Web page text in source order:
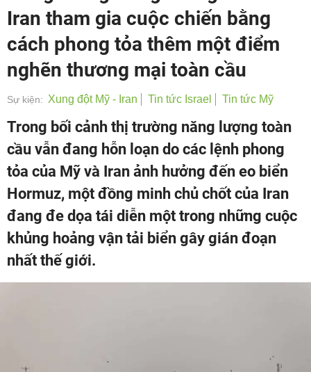
Iran tham gia cuộc chiến bằng
cách phong tỏa thêm một điểm
nghẽn thương mại toàn cầu
Sự kiện: Xung đột Mỹ - Iran Tin tức Israel Tin tức Mỹ
Trong bối cảnh thị trường năng lượng toàn
cầu vẫn đang hỗn loạn do các lệnh phong
tỏa của Mỹ và Iran ảnh hưởng đến eo biển
Hormuz, một đồng minh chủ chốt của Iran
đang đe dọa tái diễn một trong những cuộc
khủng hoảng vận tải biển gây gián đoạn
nhất thế giới.